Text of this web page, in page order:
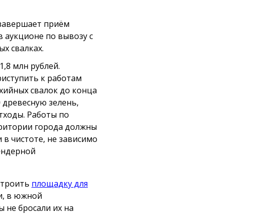
приём
аукционе по вывозу с
свалках.
млн рублей.
к работам
свалок до конца
зелень,
Работы по
города должны
чистоте, не зависимо
площадку для
в южной
бросали их на